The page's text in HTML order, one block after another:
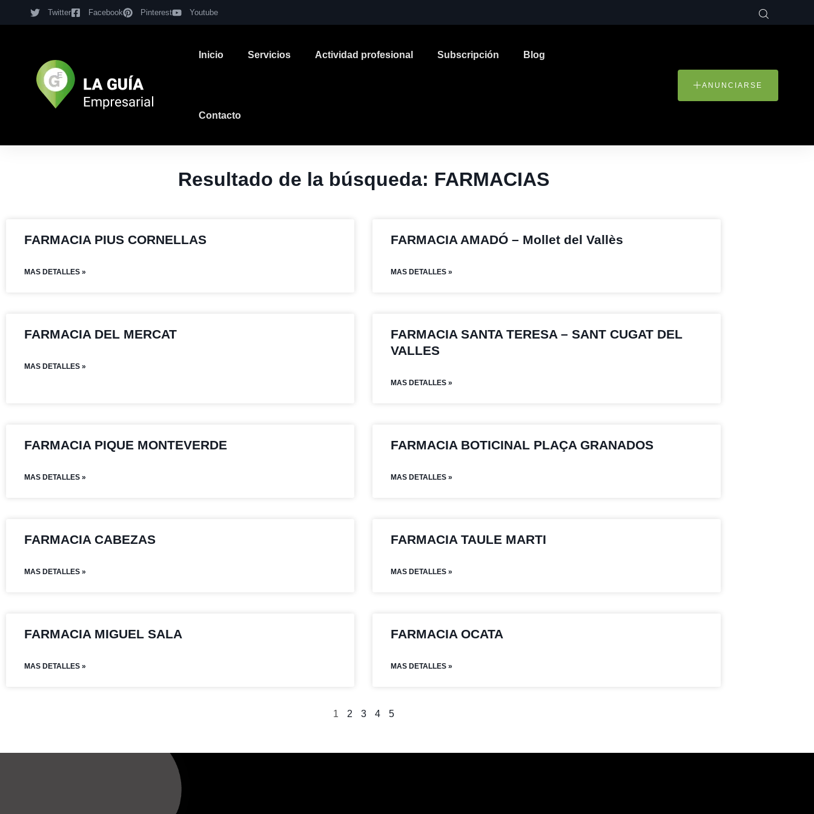
Twitter Facebook Pinterest Youtube
Inicio Servicios Actividad profesional Subscripción Blog
Contacto
ANUNCIARSE
Resultado de la búsqueda: FARMACIAS
FARMACIA PIUS CORNELLAS
MAS DETALLES »
FARMACIA AMADÓ – Mollet del Vallès
MAS DETALLES »
FARMACIA DEL MERCAT
MAS DETALLES »
FARMACIA SANTA TERESA – SANT CUGAT DEL
VALLES
MAS DETALLES »
FARMACIA PIQUE MONTEVERDE
MAS DETALLES »
FARMACIA BOTICINAL PLAÇA GRANADOS
MAS DETALLES »
FARMACIA CABEZAS
MAS DETALLES »
FARMACIA TAULE MARTI
MAS DETALLES »
FARMACIA MIGUEL SALA
MAS DETALLES »
FARMACIA OCATA
MAS DETALLES »
1 2 3 4 5